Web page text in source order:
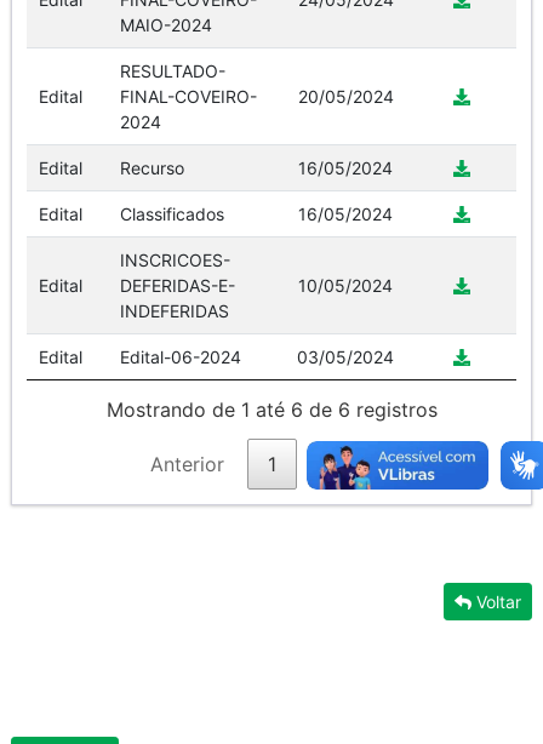
MAIO-2024
Edital
RESULTADO-
FINAL-COVEIRO-
2024
20/05/2024
Edital Recurso 16/05/2024
Edital Classificados 16/05/2024
Edital
INSCRICOES-
DEFERIDAS-E-
INDEFERIDAS
10/05/2024
Edital Edital-06-2024 03/05/2024
Mostrando de 1 até 6 de 6 registros
Anterior 1 Próximo
Voltar